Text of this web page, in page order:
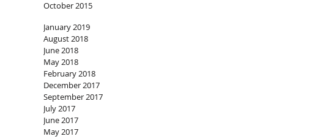
October 2015
January 2019
August 2018
June 2018
May 2018
February 2018
December 2017
September 2017
July 2017
June 2017
May 2017